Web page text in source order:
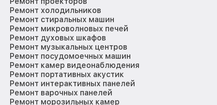
Ремонт холодильников
Ремонт стиральных машин
Ремонт микроволновых печей
Ремонт духовых шкафов
Ремонт музыкальных центров
Ремонт посудомоечных машин
Ремонт камер видеонаблюдения
Ремонт портативных акустик
Ремонт интерактивных панелей
Ремонт варочных панелей
Ремонт морозильных камер